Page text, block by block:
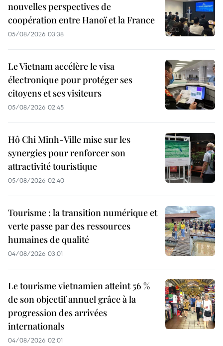
nouvelles perspectives de
coopération entre Hanoï et la France
05/08/2026 03:38
Le Vietnam accélère le visa
électronique pour protéger ses
citoyens et ses visiteurs
05/08/2026 02:45
Hô Chi Minh-Ville mise sur les
synergies pour renforcer son
attractivité touristique
05/08/2026 02:40
Tourisme : la transition numérique et
verte passe par des ressources
humaines de qualité
04/08/2026 03:01
Le tourisme vietnamien atteint 56 %
de son objectif annuel grâce à la
progression des arrivées
internationals
04/08/2026 02:01